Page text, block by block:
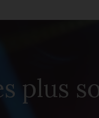
plus